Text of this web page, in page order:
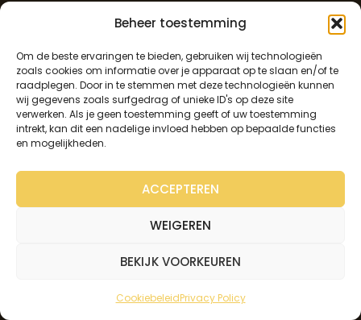
Beheer toestemming
Om de beste ervaringen te bieden, gebruiken wij technologieën
zoals cookies om informatie over je apparaat op te slaan en/of te
raadplegen. Door in te stemmen met deze technologieën kunnen
wij gegevens zoals surfgedrag of unieke ID's op deze site
verwerken. Als je geen toestemming geeft of uw toestemming
intrekt, kan dit een nadelige invloed hebben op bepaalde functies
en mogelijkheden.
ACCEPTEREN
WEIGEREN
BEKIJK VOORKEUREN
CookiebeleidPrivacy Policy
Hechtel-Eksel
Herk-de-Stad
Heusden-Zolder
Kuringen
Opglabbeek
Oudsbergen
Tessenderlo
Antwerpen